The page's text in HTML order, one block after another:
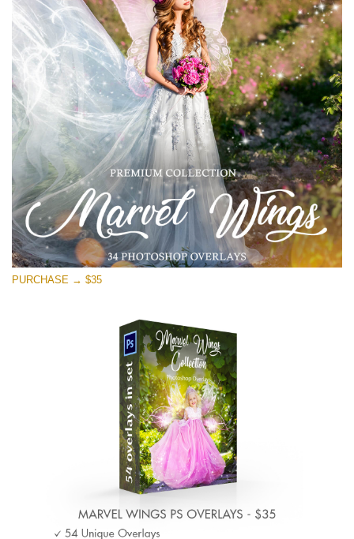
Large 6000*4000px
Entire Collection
(1783 Overlays)
Large 6000*4000px
Download Gratuito
PURCHASE → $35